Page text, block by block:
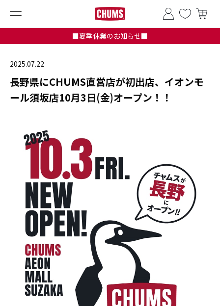
■夏季休業のお知らせ■
2025.07.22
長野県にCHUMS直営店が初出店、イオンモ
ール須坂店10月3日(金)オープン！！